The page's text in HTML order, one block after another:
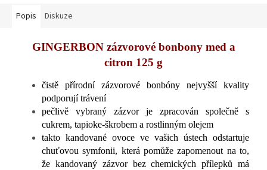
Popis Diskuze
GINGERBON zázvorové bonbony med a
citron 125 g
čistě přírodní zázvorové bonbóny nejvyšší kvality
podporují trávení
pečlivě vybraný zázvor je zpracován společně s
cukrem, tapioke-škrobem a rostlinným olejem
takto kandované ovoce ve vašich ústech odstartuje
chuťovou symfonii, která pomůže zapomenout na to,
že kandovaný zázvor bez chemických přílepků má